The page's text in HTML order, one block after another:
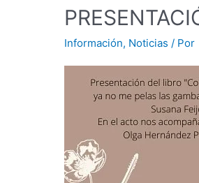
Información, Noticias / Por